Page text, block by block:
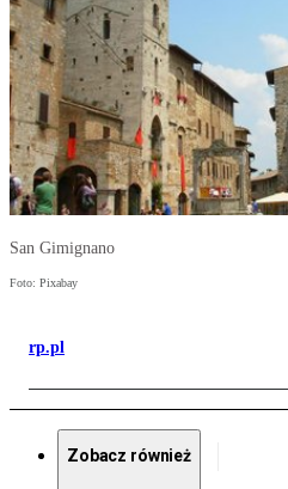
San Gimignano
Foto: Pixabay
rp.pl
Zobacz również